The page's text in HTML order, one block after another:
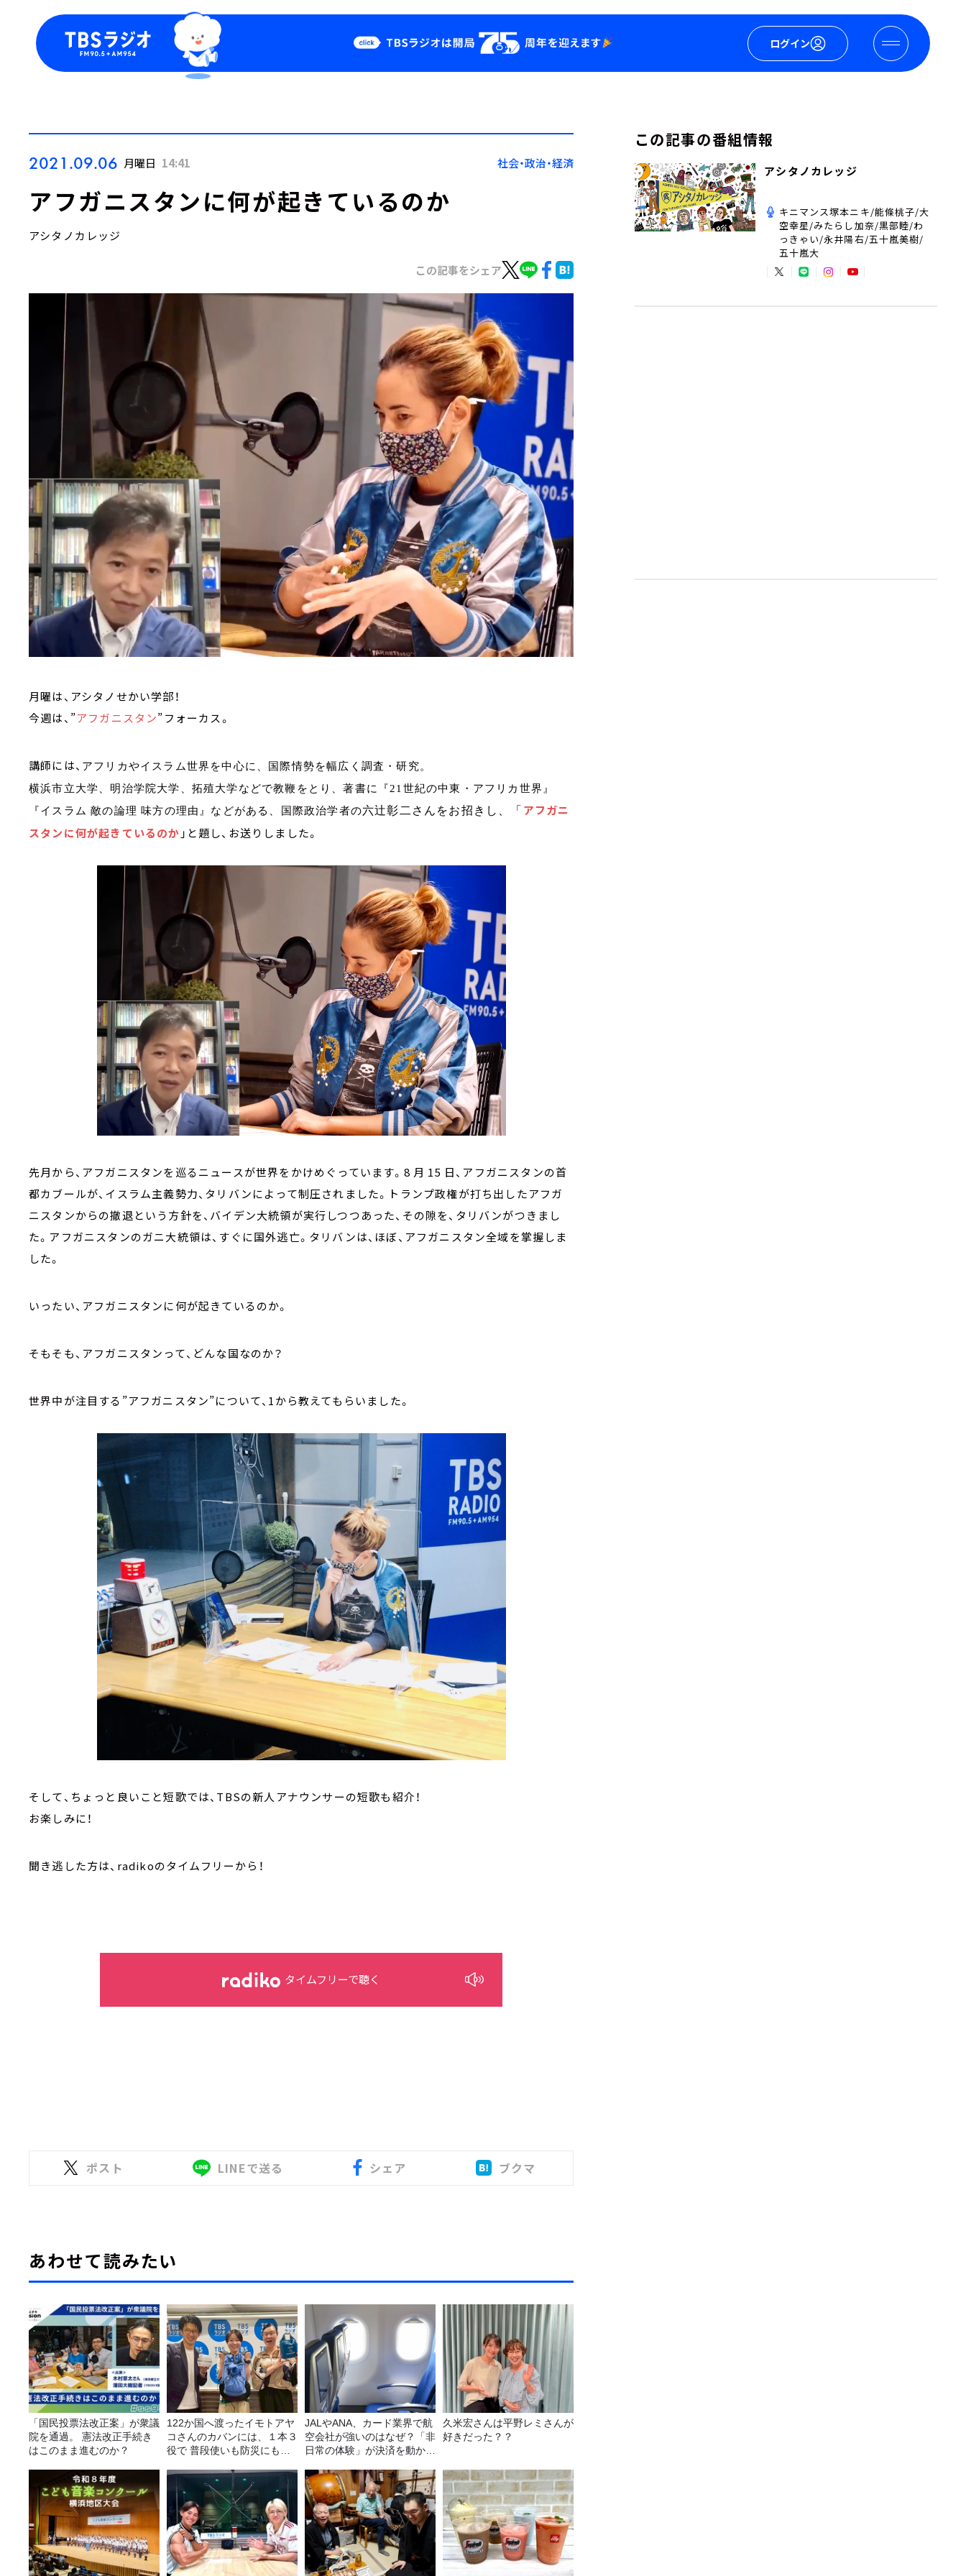
ログイン
Podcast
YouTube
会社情報
2021.09.06 月曜日 14:41 社会・政治・経済
アフガニスタンに何が起きているのか
アシタノカレッジ
この記事をシェア
月曜は、アシタノせかい学部！
今週は、”アフガニスタン”フォーカス。
講師には、 アフリカやイスラム世界を中心に、国際情勢を幅広く調査・研究。
横浜市立大学、明治学院大学、拓殖大学などで教鞭をとり、著書に『21 世紀の中東・アフリカ世界』
『イスラム 敵の論理 味方の理由』などがある、国際政治学者の六辻彰二さんをお招きし、「 アフガニ
スタンに何が起きているのか 」と題し、お送りしました。
先月から、アフガニスタンを巡るニュースが世界をかけめぐっています。8 月 15 日、アフガニスタンの首
都カブールが、イスラム主義勢力、タリバンによって制圧されました。トランプ政権が打ち出したアフガ
ニスタンからの撤退という方針を、バイデン大統領が実行しつつあった、その隙を、タリバンがつきまし
た。アフガニスタンのガニ大統領は、すぐに国外逃亡。タリバンは、ほぼ、アフガニスタン全域を掌握しま
した。
いったい、アフガニスタンに何が起きているのか。
そもそも、アフガニスタンって、どんな国なのか？
世界中が注目する”アフガニスタン”について、1から教えてもらいました。
そして、ちょっと良いこと短歌では、TBSの新人アナウンサーの短歌も紹介！
お楽しみに！
聞き逃した方は、radikoのタイムフリーから！
タイムフリーで聴く
ポスト LINEで送る シェア ブクマ
あわせて読みたい
「国民投票法改正案」が衆議
院を通過。 憲法改正手続き
はこのまま進むのか？
122か国へ渡ったイモトアヤ
コさんのカバンには、１本３
役で 普段使いも防災にもな
JALやANA、カード業界で航
空会社が強いのはなぜ？「非
日常の体験」が決済を動かす
久米宏さんは平野レミさんが
好きだった？？
この記事の番組情報
アシタノカレッジ
キニマンス塚本ニキ/能條桃子/大
空幸星/みたらし加奈/黒部睦/わ
っきゃい/永井陽右/五十嵐美樹/
五十嵐大